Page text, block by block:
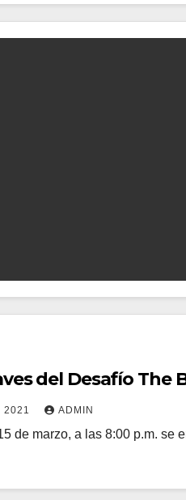
del Desafío The
2021 ADMIN
de marzo, a las 8:00 p.m.